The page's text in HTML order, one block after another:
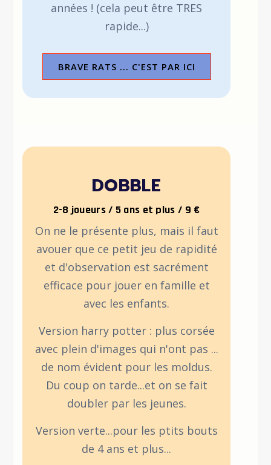
années ! (cela peut être TRES
rapide...)
BRAVE RATS ... C'EST PAR ICI
DOBBLE
2-8 joueurs / 5 ans et plus / 9 €
On ne le présente plus, mais il faut
avouer que ce petit jeu de rapidité
et d'observation est sacrément
efficace pour jouer en famille et
avec les enfants.
Version harry potter : plus corsée
avec plein d'images qui n'ont pas ...
de nom évident pour les moldus.
Du coup on tarde...et on se fait
doubler par les jeunes.
Version verte...pour les ptits bouts
de 4 ans et plus...